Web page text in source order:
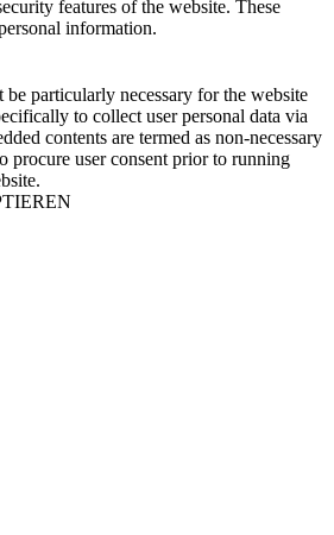
features of the website. These
information.
particularly necessary for the website
to collect user personal data via
contents are termed as non-necessary
procure user consent prior to running